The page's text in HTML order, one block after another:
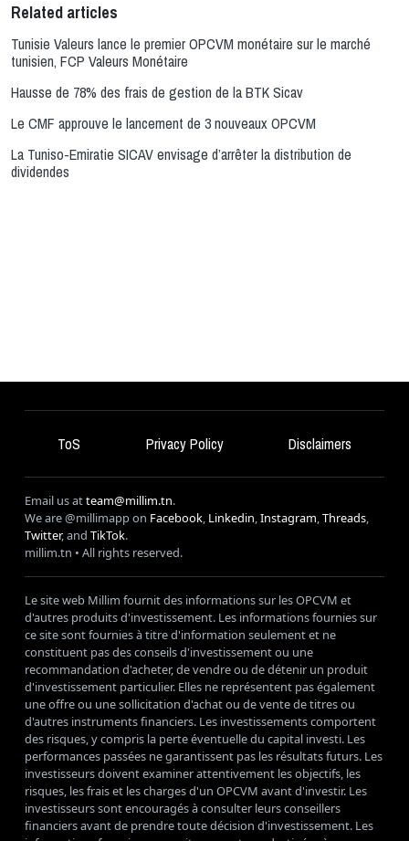
Related articles
Tunisie Valeurs lance le premier OPCVM monétaire sur le marché
tunisien, FCP Valeurs Monétaire
Hausse de 78% des frais de gestion de la BTK Sicav
Le CMF approuve le lancement de 3 nouveaux OPCVM
La Tuniso-Emiratie SICAV envisage d’arrêter la distribution de
dividendes
ToS Privacy Policy Disclaimers
Email us atteam@millim.tn.
We are @millimapp on Facebook, Linkedin,Instagram,Threads,
Twitter, and TikTok.
millim.tn • All rights reserved.
Le site web Millim fournit des informations sur les OPCVM et
d'autres produits d'investissement. Les informations fournies sur
ce site sont fournies à titre d'information seulement et ne
constituent pas des conseils d'investissement ou une
recommandation d'acheter, de vendre ou de détenir un produit
d'investissement particulier. Elles ne représentent pas également
une offre ou une sollicitation d'achat ou de vente de titres ou
d'autres instruments financiers. Les investissements comportent
des risques, y compris la perte éventuelle du capital investi. Les
performances passées ne garantissent pas les résultats futurs. Les
investisseurs doivent examiner attentivement les objectifs, les
risques, les frais et les charges d'un OPCVM avant d'investir. Les
investisseurs sont encouragés à consulter leurs conseillers
financiers avant de prendre toute décision d'investissement. Les